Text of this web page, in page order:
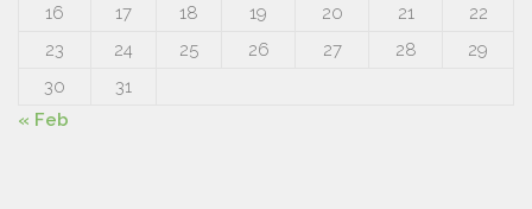
16
17 18 19 20 21
22
23
24 25 26 27 28
29
30
31
« Feb